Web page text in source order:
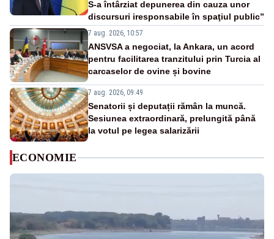
S-a întârziat depunerea din cauza unor
discursuri iresponsabile în spaţiul public”
7 aug. 2026, 10:57
ANSVSA a negociat, la Ankara, un acord
pentru facilitarea tranzitului prin Turcia al
carcaselor de ovine și bovine
7 aug. 2026, 09:49
Senatorii și deputații rămân la muncă.
Sesiunea extraordinară, prelungită până
la votul pe legea salarizării
ECONOMIE